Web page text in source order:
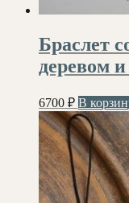
Браслет
деревом
6700 ₽ В